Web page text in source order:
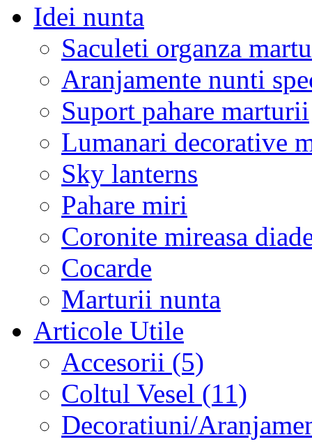
Idei nunta
Saculeti organza
Aranjamente nunti
Suport pahare marturii
Lumanari decorative
Sky lanterns
Pahare miri
Coronite mireasa
Cocarde
Marturii nunta
Articole Utile
Accesorii (5)
Coltul Vesel (11)
Decoratiuni/